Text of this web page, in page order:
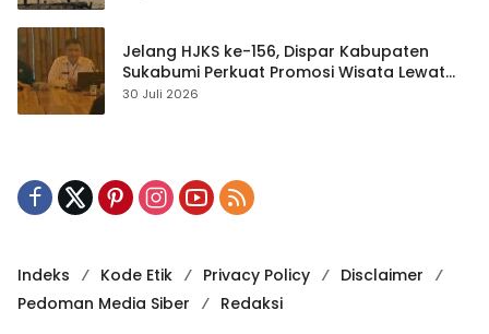
Jelang HJKS ke-156, Dispar Kabupaten
Sukabumi Perkuat Promosi Wisata Lewat
Publikasi Digital
30 Juli 2026
Indeks Kode Etik Privacy Policy
Disclaimer
Pedoman Media Siber
Redaksi